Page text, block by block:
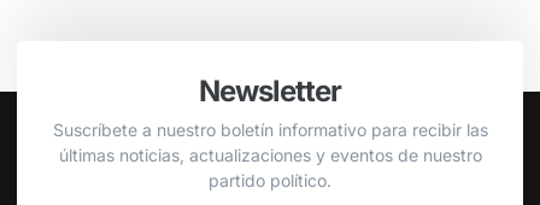
Newsletter
Suscríbete a nuestro boletín informativo para recibir las
últimas noticias, actualizaciones y eventos de nuestro
partido político.